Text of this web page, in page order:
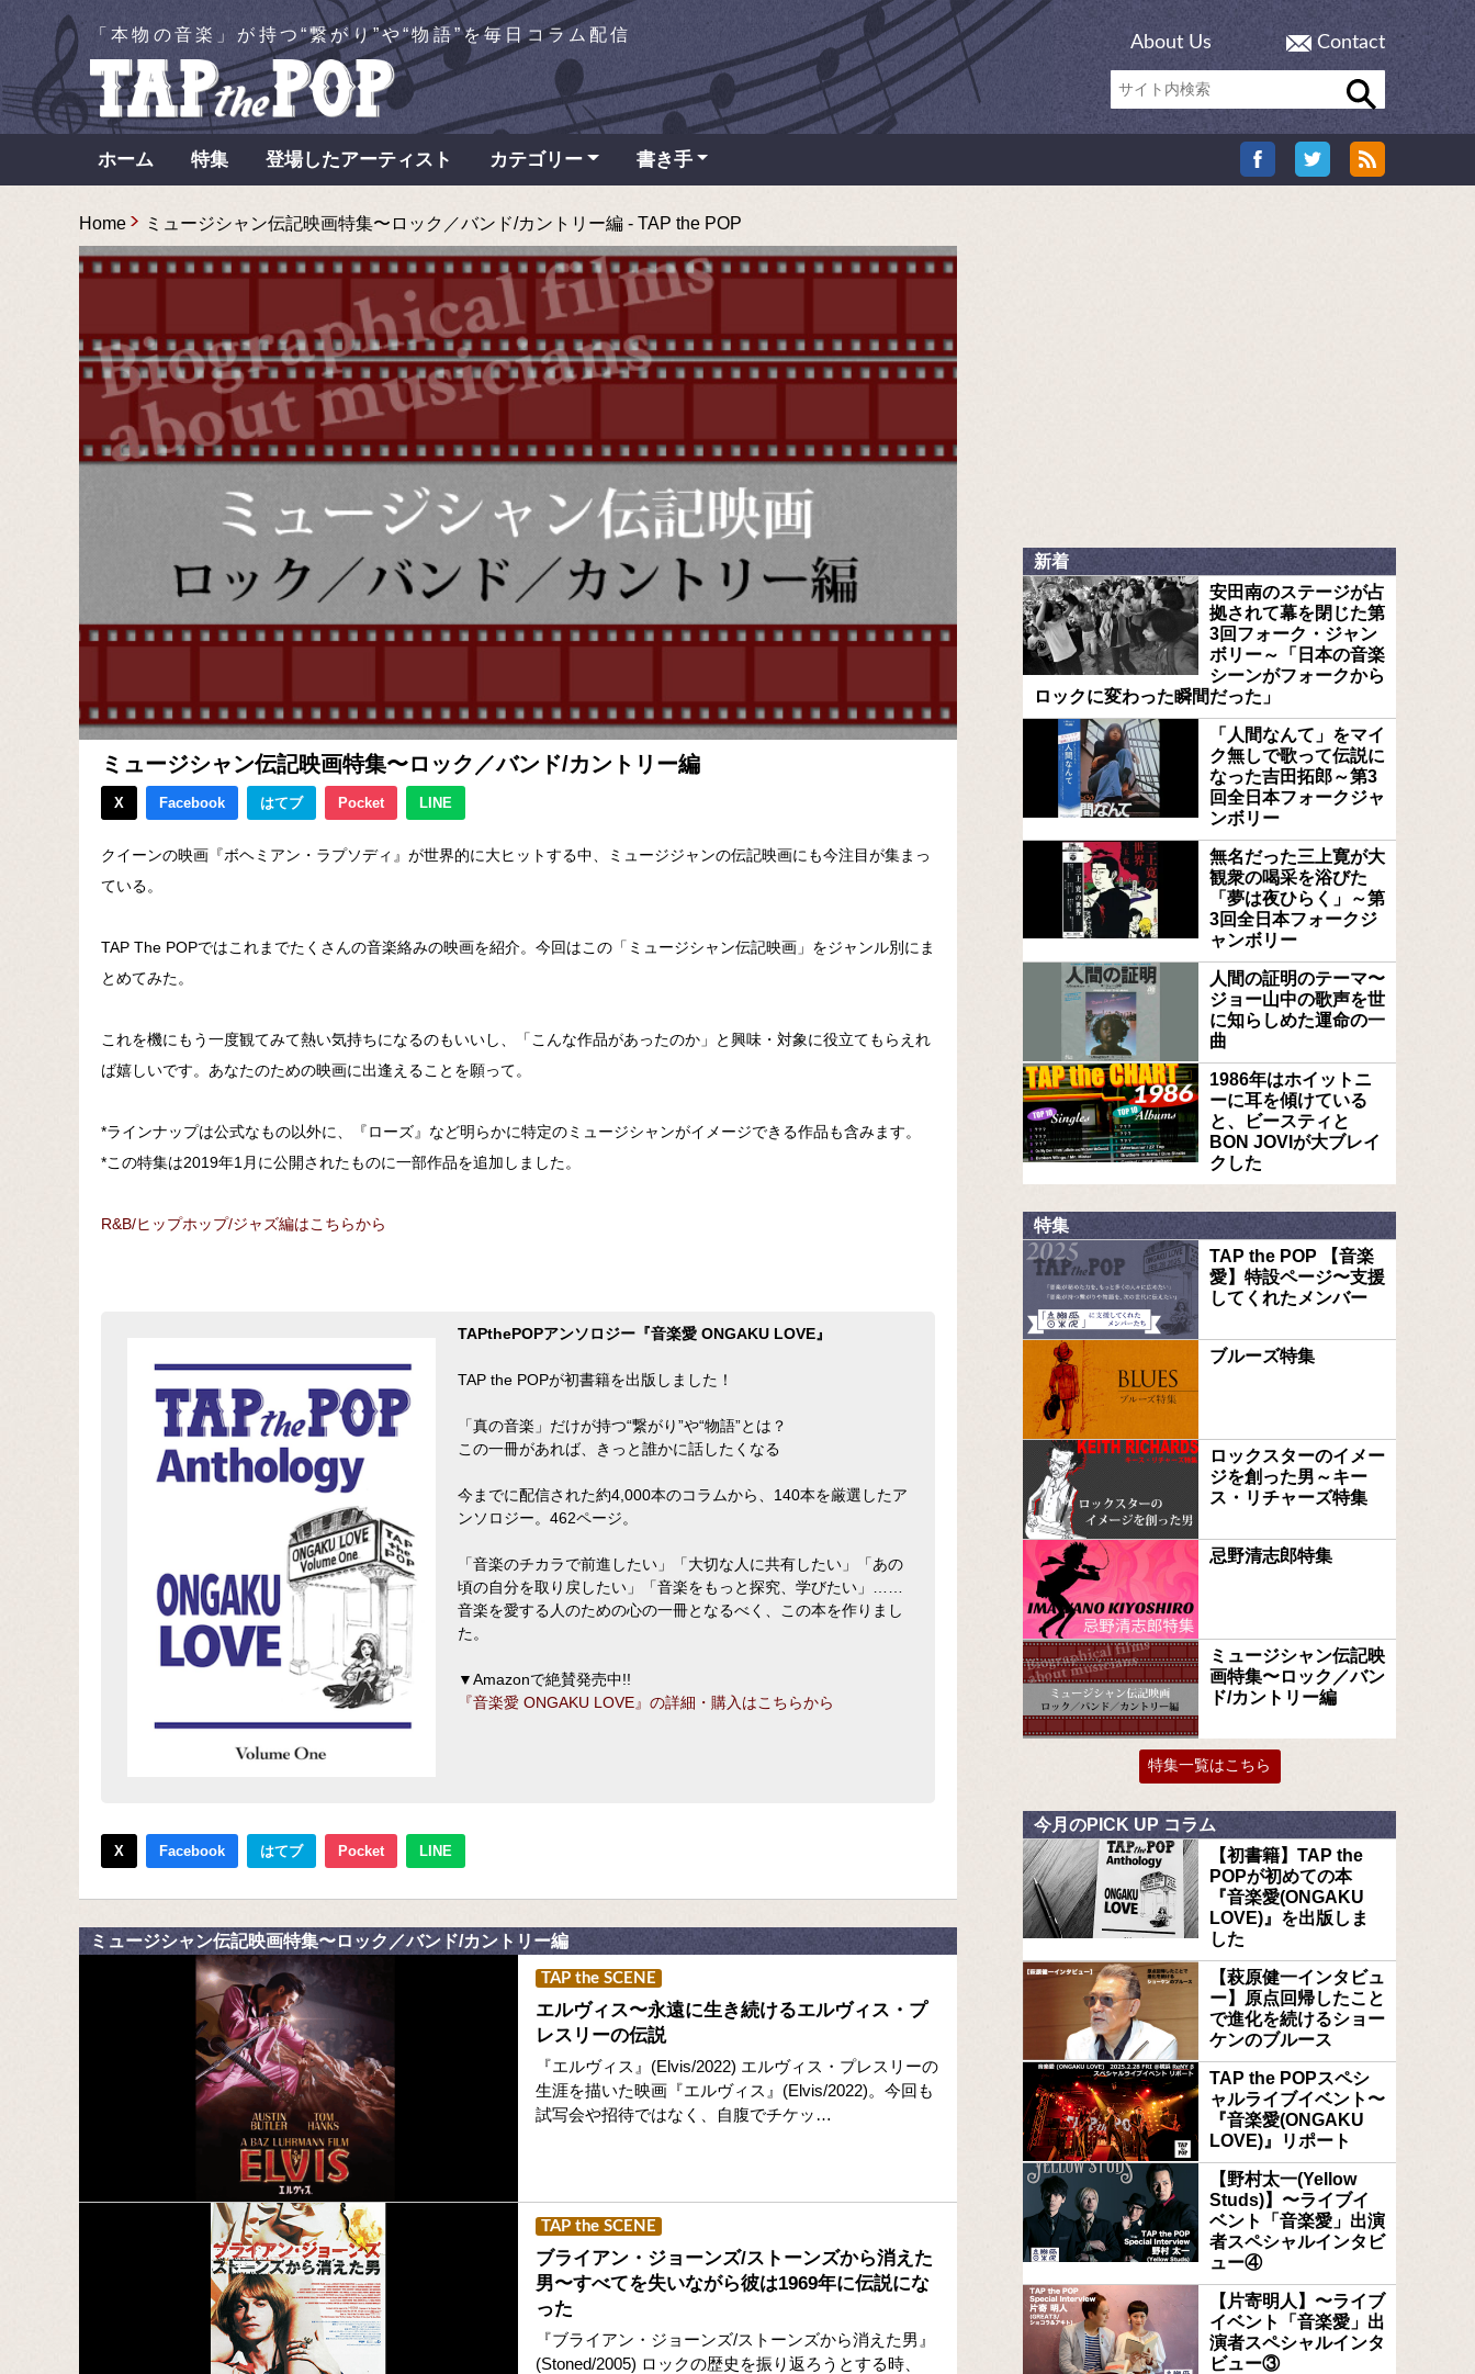
「本物の音楽」が持つ“繋がり”や“物語”を毎日コラム配信 About Us Contact
ホーム 特集 登場したアーティスト カテゴリー 書き手
Home ミュージシャン伝記映画特集〜ロック／バンド/カントリー編 - TAP the POP
ミュージシャン伝記映画特集〜ロック／バンド/カントリー編
X Facebook はてブ Pocket LINE
クイーンの映画『ボヘミアン・ラプソディ』が世界的に大ヒットする中、ミュージジャンの伝記映画にも今注目が集まっ
ている。
TAP The POPではこれまでたくさんの音楽絡みの映画を紹介。今回はこの「ミュージシャン伝記映画」をジャンル別にま
とめてみた。
これを機にもう一度観てみて熱い気持ちになるのもいいし、「こんな作品があったのか」と興味・対象に役立てもらえれ
ば嬉しいです。あなたのための映画に出逢えることを願って。
*ラインナップは公式なもの以外に、『ローズ』など明らかに特定のミュージシャンがイメージできる作品も含みます。
*この特集は2019年1月に公開されたものに一部作品を追加しました。
R&B/ヒップホップ/ジャズ編はこちらから
TAPthePOPアンソロジー『音楽愛 ONGAKU LOVE』
TAP the POPが初書籍を出版しました！
「真の音楽」だけが持つ“繋がり”や“物語”とは？
この一冊があれば、きっと誰かに話したくなる
今までに配信された約4,000本のコラムから、140本を厳選したア
ンソロジー。462ページ。
「音楽のチカラで前進したい」「大切な人に共有したい」「あの
頃の自分を取り戻したい」「音楽をもっと探究、学びたい」……
音楽を愛する人のための心の一冊となるべく、この本を作りまし
た。
▼Amazonで絶賛発売中!!
『音楽愛 ONGAKU LOVE』の詳細・購入はこちらから
X Facebook はてブ Pocket LINE
ミュージシャン伝記映画特集〜ロック／バンド/カントリー編
TAP the SCENE
エルヴィス〜永遠に生き続けるエルヴィス・プ
レスリーの伝説
『エルヴィス』(Elvis/2022) エルヴィス・プレスリーの
生涯を描いた映画『エルヴィス』(Elvis/2022)。今回も
試写会や招待ではなく、自腹でチケッ…
TAP the SCENE
ブライアン・ジョーンズ/ストーンズから消えた
男〜すべてを失いながら彼は1969年に伝説にな
った
『ブライアン・ジョーンズ/ストーンズから消えた男』
(Stoned/2005) ロックの歴史を振り返ろうとする時、
新着
安田南のステージが占
拠されて幕を閉じた第
3回フォーク・ジャン
ボリー～「日本の音楽
シーンがフォークから
ロックに変わった瞬間だった」
「人間なんて」をマイ
ク無しで歌って伝説に
なった吉田拓郎～第3
回全日本フォークジャ
ンボリー
無名だった三上寛が大
観衆の喝采を浴びた
「夢は夜ひらく」～第
3回全日本フォークジ
ャンボリー
人間の証明のテーマ〜
ジョー山中の歌声を世
に知らしめた運命の一
曲
1986年はホイットニ
ーに耳を傾けている
と、ビースティと
BON JOVIが大ブレイ
クした
特集
TAP the POP 【音楽
愛】特設ページ〜支援
してくれたメンバー
ブルーズ特集
ロックスターのイメー
ジを創った男～キー
ス・リチャーズ特集
忌野清志郎特集
ミュージシャン伝記映
画特集〜ロック／バン
ド/カントリー編
特集一覧はこちら
今月のPICK UP コラム
【初書籍】TAP the
POPが初めての本
『音楽愛(ONGAKU
LOVE)』を出版しま
した
【萩原健一インタビュ
ー】原点回帰したこと
で進化を続けるショー
ケンのブルース
TAP the POPスペシ
ャルライブイベント〜
『音楽愛(ONGAKU
LOVE)』リポート
【野村太一(Yellow
Studs)】〜ライブイ
ベント「音楽愛」出演
者スペシャルインタビ
ュー④
【片寄明人】〜ライブ
イベント「音楽愛」出
演者スペシャルインタ
ビュー③